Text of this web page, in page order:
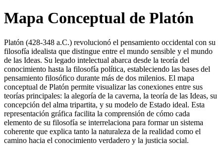
Mapa Conceptual de Platón
Platón (428-348 a.C.) revolucionó el pensamiento occidental con su
filosofía idealista que distingue entre el mundo sensible y el mundo
de las Ideas. Su legado intelectual abarca desde la teoría del
conocimiento hasta la filosofía política, estableciendo las bases del
pensamiento filosófico durante más de dos milenios. El mapa
conceptual de Platón permite visualizar las conexiones entre sus
teorías principales: la alegoría de la caverna, la teoría de las Ideas, su
concepción del alma tripartita, y su modelo de Estado ideal. Esta
representación gráfica facilita la comprensión de cómo cada
elemento de su filosofía se interrelaciona para formar un sistema
coherente que explica tanto la naturaleza de la realidad como el
camino hacia el conocimiento verdadero y la justicia social.